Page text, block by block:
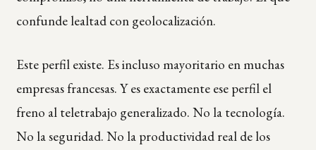
confunde lealtad con geolocalización.
Este perfil existe. Es incluso mayoritario en muchas
empresas francesas. Y es exactamente ese perfil el
freno al teletrabajo generalizado. No la tecnología.
No la seguridad. No la productividad real de los